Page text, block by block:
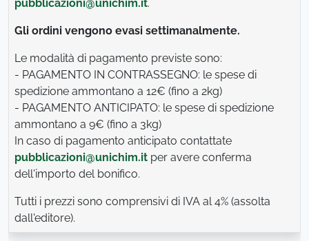
pubblicazioni@unichim.it.
Gli ordini vengono evasi settimanalmente.
Le modalità di pagamento previste sono:
- PAGAMENTO IN CONTRASSEGNO: le spese di
spedizione ammontano a 12€ (fino a 2kg)
- PAGAMENTO ANTICIPATO: le spese di spedizione
ammontano a 9€ (fino a 3kg)
In caso di pagamento anticipato contattate
pubblicazioni@unichim.it per avere conferma
dell'importo del bonifico.
Tutti i prezzi sono comprensivi di IVA al 4% (assolta
dall'editore).